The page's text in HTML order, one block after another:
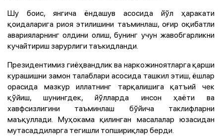
Шу боис, янгича ёндашув асосида йўл ҳаракати
қоидаларига риоя этилишини таъминлаш, оғир оқибатли
аварияларнинг олдини олиш, бунинг учун жавобгарликни
кучайтириш зарурлиги таъкидланди.
Президентимиз гиёҳвандлик ва наркожиноятларга қарши
курашишни замон талаблари асосида ташкил этиш, ёшлар
орасида мазкур иллатнинг тарқалишига қатъий чек
қўйиш, шунингдек, йўлларда инсон ҳаёти ва
хавфсизлигини таъминлаш бўйича таклифларни
маъқуллади. Муҳокама қилинган масалалар юзасидан
мутасаддиларга тегишли топшириқлар берди.